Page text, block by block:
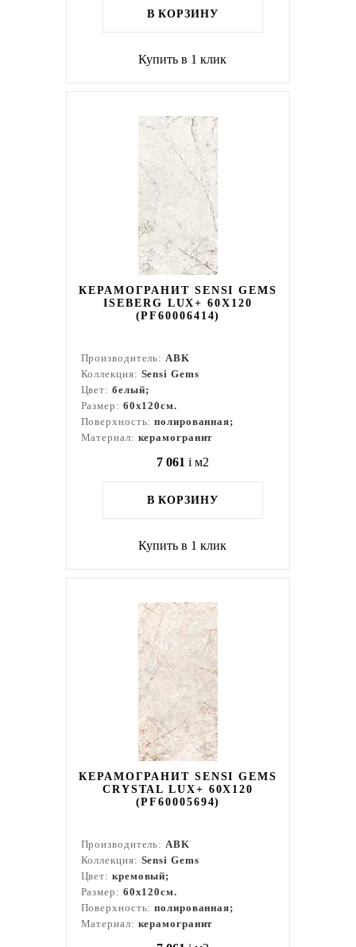
В КОРЗИНУ
Купить в 1 клик
КЕРАМОГРАНИТ SENSI GEMS
ISEBERG LUX+ 60X120
(PF60006414)
Производитель:ABK
Коллекция: Sensi Gems
Цвет: белый;
Размер: 60x120см.
Поверхность:полированная;
Материал: керамогранит
7 061 i м2
В КОРЗИНУ
Купить в 1 клик
КЕРАМОГРАНИТ SENSI GEMS
CRYSTAL LUX+ 60X120
(PF60005694)
Производитель:ABK
Коллекция: Sensi Gems
Цвет: кремовый;
Размер: 60x120см.
Поверхность:полированная;
Материал: керамогранит